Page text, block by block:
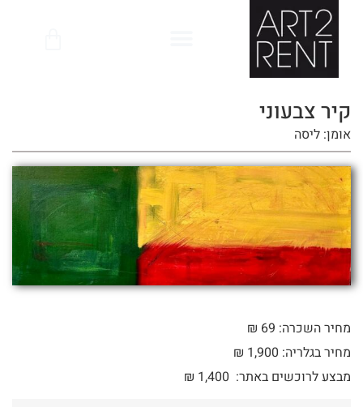
קיר צבעוני
אומן: ליסה
מחיר השכרה: 69 ₪
מחיר בגלריה: 1,900 ₪
מבצע לרוכשים באתר:
₪ 1,400